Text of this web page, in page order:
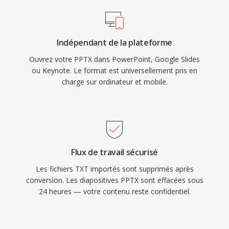
Indépendant de la plateforme
Ouvrez votre PPTX dans PowerPoint, Google Slides
ou Keynote. Le format est universellement pris en
charge sur ordinateur et mobile.
Flux de travail sécurisé
Les fichiers TXT importés sont supprimés après
conversion. Les diapositives PPTX sont effacées sous
24 heures — votre contenu reste confidentiel.